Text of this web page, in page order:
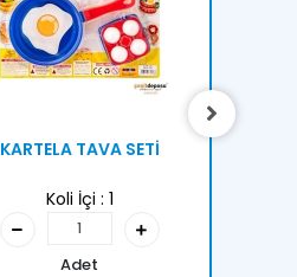
KARTELA TAVA SETİ
Koli İçi : 1
Adet